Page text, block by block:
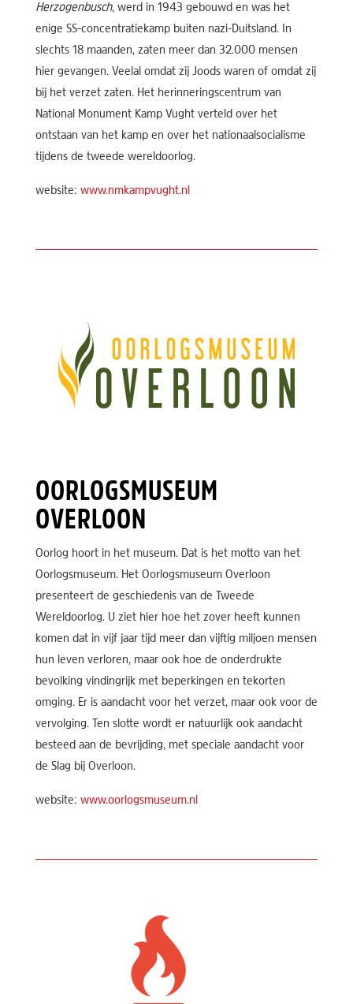
Herzogenbusch, werd in 1943 gebouwd en was het
enige SS-concentratiekamp buiten nazi-Duitsland. In
slechts 18 maanden, zaten meer dan 32.000 mensen
hier gevangen. Veelal omdat zij Joods waren of omdat zij
bij het verzet zaten. Het herinneringscentrum van
National Monument Kamp Vught verteld over het
ontstaan van het kamp en over het nationaalsocialisme
tijdens de tweede wereldoorlog.
website: www.nmkampvught.nl
OORLOGSMUSEUM
OVERLOON
Oorlog hoort in het museum. Dat is het motto van het
Oorlogsmuseum. Het Oorlogsmuseum Overloon
presenteert de geschiedenis van de Tweede
Wereldoorlog. U ziet hier hoe het zover heeft kunnen
komen dat in vijf jaar tijd meer dan vijftig miljoen mensen
hun leven verloren, maar ook hoe de onderdrukte
bevolking vindingrijk met beperkingen en tekorten
omging. Er is aandacht voor het verzet, maar ook voor de
vervolging. Ten slotte wordt er natuurlijk ook aandacht
besteed aan de bevrijding, met speciale aandacht voor
de Slag bij Overloon.
website: www.oorlogsmuseum.nl